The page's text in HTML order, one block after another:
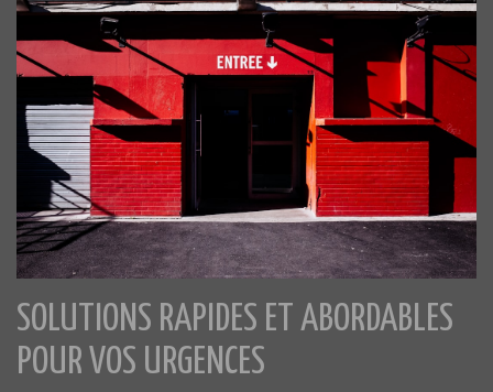
SOLUTIONS RAPIDES ET ABORDABLES
POUR VOS URGENCES